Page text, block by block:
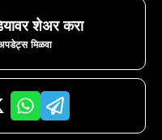
शेअर करा
मिळवा